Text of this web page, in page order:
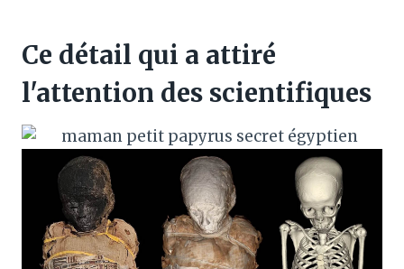
Ce détail qui a attiré
l'attention des scientifiques